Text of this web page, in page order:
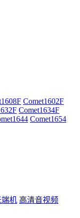
Comet1602F
Comet1634F
Comet1654
机 高清音视频